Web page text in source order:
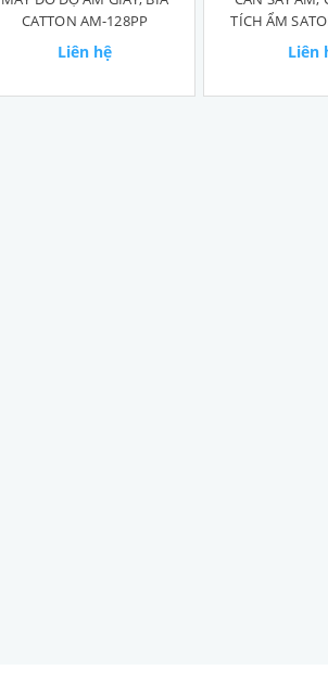
CATTON AM-128PP
Liên hệ
TÍCH ẨM
Liên